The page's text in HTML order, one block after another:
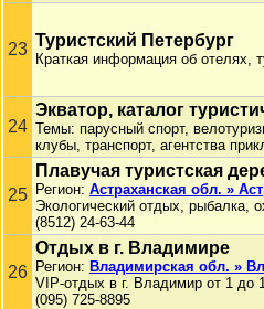
23 Туристский Петербург
Краткая информация об отелях,
24
Экватор, каталог
Темы: парусный спорт,
клубы, транспорт, агентства
25
Плавучая туристская
Регион: Астраханская обл. »
Экологический отдых, рыбалка,
(8512) 24-63-44
26
Отдых в г. Владимире
Регион: Владимирская обл. »
VIP-отдых в г. Владимир от 1 до
(095) 725-8895